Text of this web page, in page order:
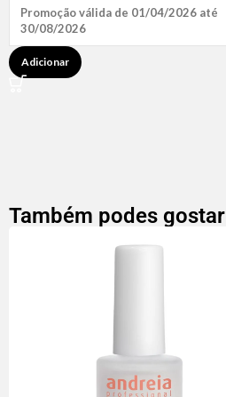
Promoção válida de 01/04/2026 até
30/08/2026
Adicionar
Também podes gostar